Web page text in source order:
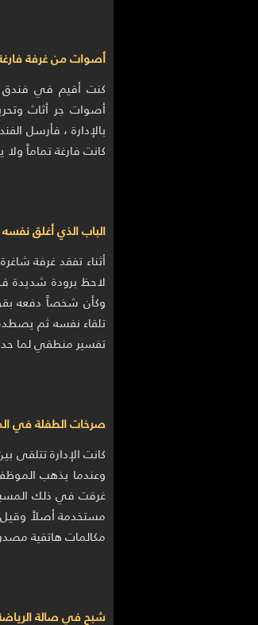
أصوات من غرفة
كنت أقيم في فندق
أصوات جر أثاث
بالإدارة ، فأرسل
كانت فارغة تماماً
الباب الذي أغلق
أثناء تفقد غرفة
لاحظ برودة شديدة
وكأن شخصاً دفعه
تلقاء نفسه ثم يصطدم
تفسير منطقي لما
صرخات الطفلة في
كانت الإدارة
وعندما يذهب
غرقت في ذلك
مستخدمة أصلاً وقيل
مكالمات هاتفية
شبح في صالة